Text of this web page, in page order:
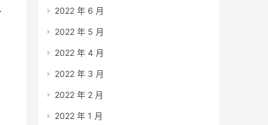
2022 年 6 月
2022 年 5 月
2022 年 4 月
2022 年 3 月
2022 年 2 月
2022 年 1 月